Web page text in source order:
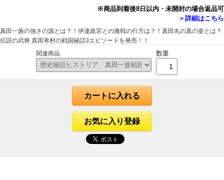
※商品到着後8日以内・未開封の場合返品可
＞詳細はこちら
真田一族の強さの源とは？！伊達政宗との激戦の行方は？！真田丸の真の姿とは？
伝説の武将 真田幸村の戦国秘話3エピソードを発売！！
関連商品
数量
カートに入れる
お気に入り登録